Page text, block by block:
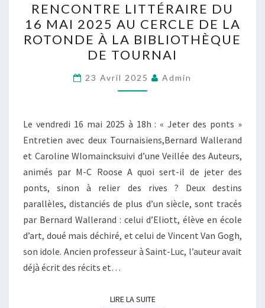
LITTÉRAIRE
DU
16
MAI
2025
AU
DE
LA
ROTONDE
À
LA
BIBLIOTHÈQUE
DE
TOURNAI
RENCONTRE LITTÉRAIRE DU
16 MAI 2025 AU CERCLE DE LA
ROTONDE À LA BIBLIOTHÈQUE
DE TOURNAI
23 Avril 2025 Admin
Le vendredi 16 mai 2025 à 18h : « Jeter des ponts »
Entretien avec deux Tournaisiens,Bernard Wallerand
et Caroline Wlomaincksuivi d’une Veillée des Auteurs,
animés par M-C Roose A quoi sert-il de jeter des
ponts, sinon à relier des rives ? Deux destins
parallèles, distanciés de plus d’un siècle, sont tracés
par Bernard Wallerand : celui d’Eliott, élève en école
d’art, doué mais déchiré, et celui de Vincent Van Gogh,
son idole. Ancien professeur à Saint-Luc, l’auteur avait
déjà écrit des récits et…
LIRE LA SUITELIRE LA SUITE